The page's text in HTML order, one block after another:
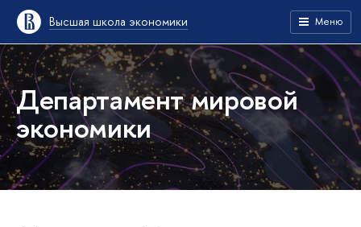
Высшая школа экономики Меню
Департамент мировой
экономики